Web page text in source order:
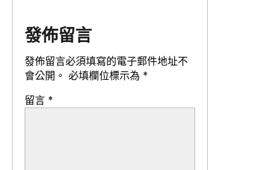
發佈留言
發佈留言必須填寫的電子郵件地址不
會公開。 必填欄位標示為 *
留言 *